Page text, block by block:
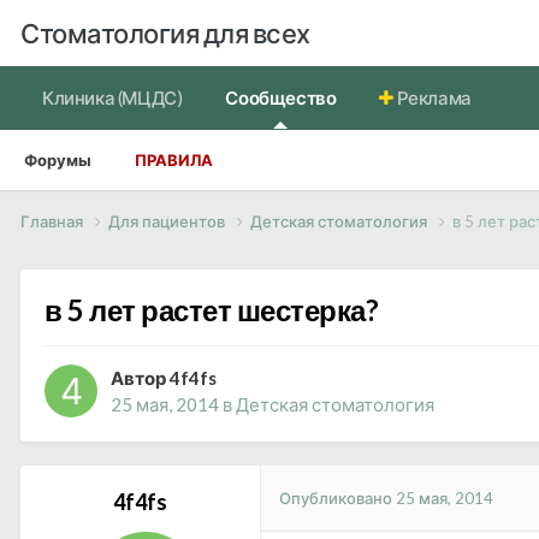
Стоматология для всех
Клиника (МЦДС) Сообщество
Форумы ПРАВИЛА
Реклама
Главная Для пациентов Детская стоматология в 5 лет
в 5 лет растет шестерка?
Автор 4f4fs
25 мая, 2014 в Детская стоматология
4f4fs Опубликовано 25 мая, 2014